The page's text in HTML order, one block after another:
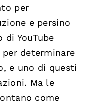
per
e persino
di YouTube
determinare
e uno di questi
Ma le
come